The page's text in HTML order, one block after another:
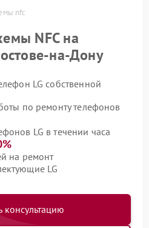
nfc
NFC на
на-Дону
LG собственной
по ремонту телефонов
LG в течении часа
на ремонт
LG
консультацию